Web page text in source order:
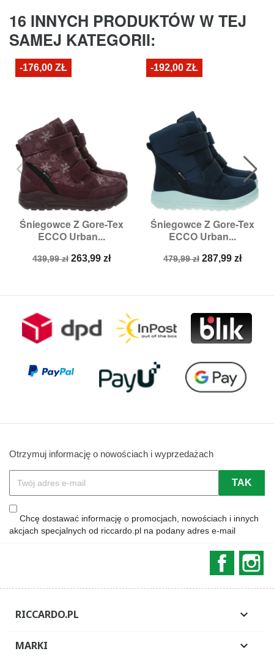
16 INNYCH PRODUKTÓW W TEJ
SAMEJ KATEGORII:
Śniegowce Z Gore-Tex
ECCO Urban...
Cena
439,99 zł Cena
263,99 zł
-176,00 ZŁ
Śniegowce Z Gore-Tex
ECCO Urban...
Cena
479,99 zł Cena
287,99 zł
-192,00 ZŁ
Otrzymuj informację o nowościach i wyprzedażach
Chcę dostawać informację o promocjach, nowościach i innych
akcjach specjalnych od riccardo.pl na podany adres e-mail
RICCARDO.PL 
MARKI 